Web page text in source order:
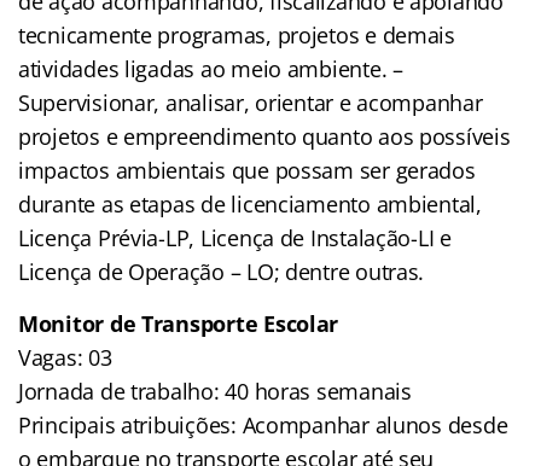
tecnicamente programas, projetos e demais
atividades ligadas ao meio ambiente. –
Supervisionar, analisar, orientar e acompanhar
projetos e empreendimento quanto aos possíveis
impactos ambientais que possam ser gerados
durante as etapas de licenciamento ambiental,
Licença Prévia-LP, Licença de Instalação-LI e
Licença de Operação – LO; dentre outras.
Monitor de Transporte Escolar
Vagas: 03
Jornada de trabalho: 40 horas semanais
Principais atribuições: Acompanhar alunos desde
o embarque no transporte escolar até seu